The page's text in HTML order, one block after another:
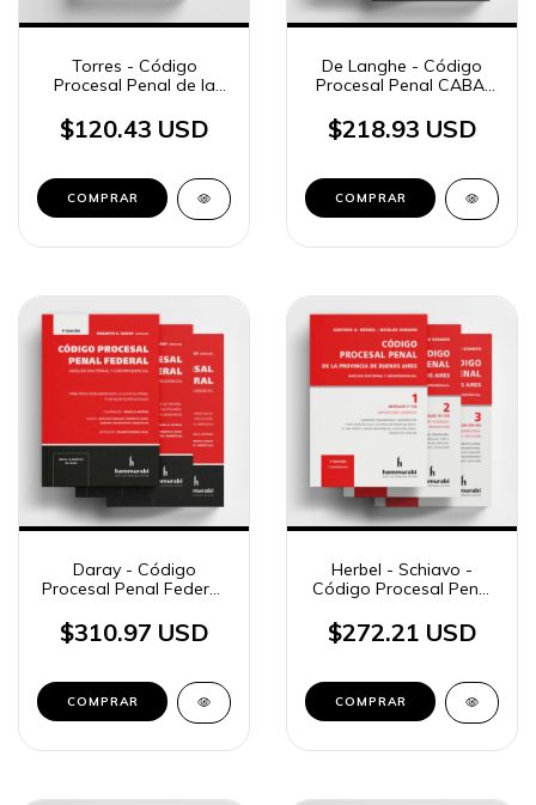
Torres - Código
Procesal Penal de la
Aires, t. 3
$120.43 USD
COMPRAR
De Langhe - Código
Procesal Penal CABA,
$218.93 USD
COMPRAR
Daray - Código
Procesal Penal Federal,
$310.97 USD
COMPRAR
Herbel - Schiavo -
Código Procesal Penal
Buenos Aires
$272.21 USD
COMPRAR